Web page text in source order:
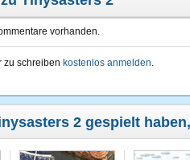
vorhanden.
zu schreiben kostenlos anmelden.
2 gespielt